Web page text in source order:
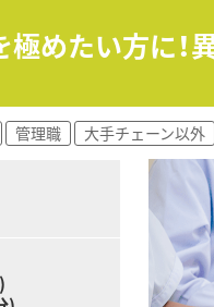
めたい方に
管理職 大手チェーン以外